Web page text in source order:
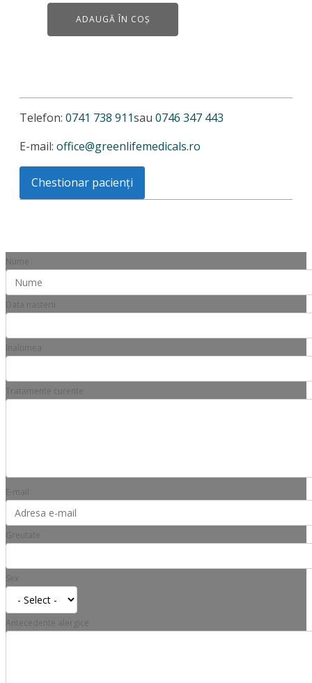
ADAUGĂ ÎN COȘ
Telefon: 0741 738 911sau 0746 347 443
E-mail: office@greenlifemedicals.ro
Chestionar pacienți
Nume
Data nasterii
Inaltimea
Tratamente curente
E-mail
Greutate
Sex
Antecedente alergice